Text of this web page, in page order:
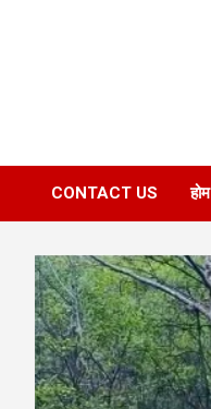
CONTACT US होम